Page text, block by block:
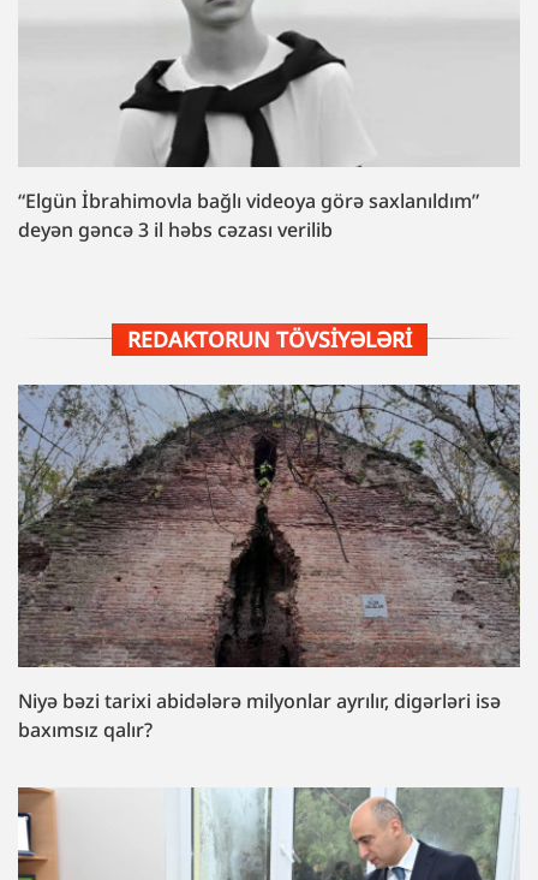
“Elgün İbrahimovla bağlı videoya görə saxlanıldım”
deyən gəncə 3 il həbs cəzası verilib
REDAKTORUN TÖVSIYƏLƏRI
Niyə bəzi tarixi abidələrə milyonlar ayrılır, digərləri isə
baxımsız qalır?